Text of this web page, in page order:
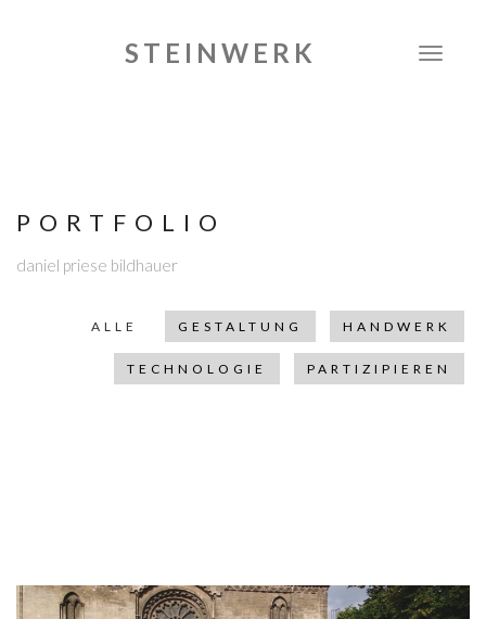
STEINWERK
PORTFOLIO
daniel priese bildhauer
ALLE GESTALTUNG HANDWERK
TECHNOLOGIE PARTIZIPIEREN